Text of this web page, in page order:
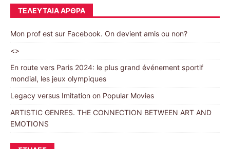
ΤΕΛΕΥΤΑΊΑ ΆΡΘΡΑ
Mon prof est sur Facebook. On devient amis ou non?
<>
En route vers Paris 2024: le plus grand événement sportif
mondial, les jeux olympiques
Legacy versus Imitation on Popular Movies
ARTISTIC GENRES. THE CONNECTION BETWEEN ART AND
EMOTIONS